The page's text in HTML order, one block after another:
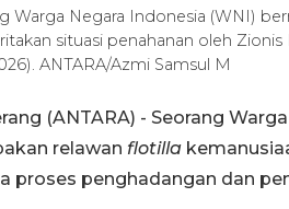
Warga Negara Indonesia (WNI)
situasi penahanan oleh
ANTARA/Azmi Samsul M
(ANTARA) - Seorang
relawan flotilla
proses penghadangan dan